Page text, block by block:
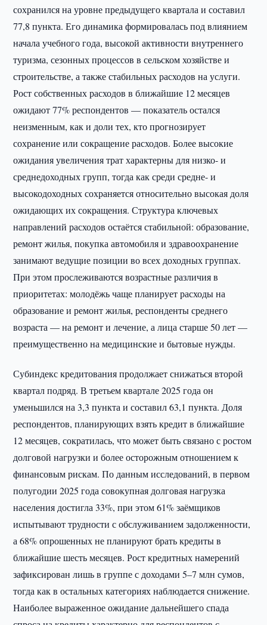
сохранился на уровне предыдущего квартала и составил
77,8 пункта. Его динамика формировалась под влиянием
начала учебного года, высокой активности внутреннего
туризма, сезонных процессов в сельском хозяйстве и
строительстве, а также стабильных расходов на услуги.
Рост собственных расходов в ближайшие 12 месяцев
ожидают 77% респондентов — показатель остался
неизменным, как и доли тех, кто прогнозирует
сохранение или сокращение расходов. Более высокие
ожидания увеличения трат характерны для низко- и
среднедоходных групп, тогда как среди средне- и
высокодоходных сохраняется относительно высокая доля
ожидающих их сокращения. Структура ключевых
направлений расходов остаётся стабильной: образование,
ремонт жилья, покупка автомобиля и здравоохранение
занимают ведущие позиции во всех доходных группах.
При этом прослеживаются возрастные различия в
приоритетах: молодёжь чаще планирует расходы на
образование и ремонт жилья, респонденты среднего
возраста — на ремонт и лечение, а лица старше 50 лет —
преимущественно на медицинские и бытовые нужды.
Субиндекс кредитования продолжает снижаться второй
квартал подряд. В третьем квартале 2025 года он
уменьшился на 3,3 пункта и составил 63,1 пункта. Доля
респондентов, планирующих взять кредит в ближайшие
12 месяцев, сократилась, что может быть связано с ростом
долговой нагрузки и более осторожным отношением к
финансовым рискам. По данным исследований, в первом
полугодии 2025 года совокупная долговая нагрузка
населения достигла 33%, при этом 61% заёмщиков
испытывают трудности с обслуживанием задолженности,
а 68% опрошенных не планируют брать кредиты в
ближайшие шесть месяцев. Рост кредитных намерений
зафиксирован лишь в группе с доходами 5–7 млн сумов,
тогда как в остальных категориях наблюдается снижение.
Наиболее выраженное ожидание дальнейшего спада